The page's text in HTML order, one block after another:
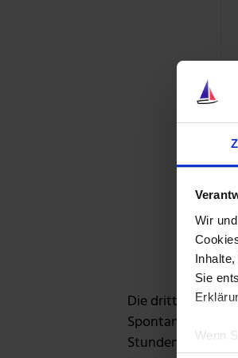
Wir und
Sie
Wenn
Die dritte Front
Spontankäufe
Stunden-Regel